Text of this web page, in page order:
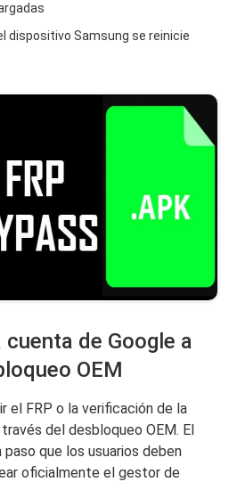
dispositivo Samsung se reinicie
de Google a
OEM
el FRP o la verificación de la
del desbloqueo OEM. El
que los usuarios deben
oficialmente el gestor de